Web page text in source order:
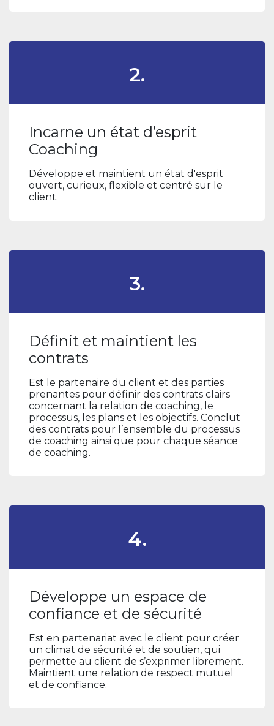
2.
Incarne un état d’esprit
Coaching
Développe et maintient un état d'esprit
ouvert, curieux, flexible et centré sur le
client.
3.
Définit et maintient les
contrats
Est le partenaire du client et des parties
prenantes pour définir des contrats clairs
concernant la relation de coaching, le
processus, les plans et les objectifs. Conclut
des contrats pour l’ensemble du processus
de coaching ainsi que pour chaque séance
de coaching.
4.
Développe un espace de
confiance et de sécurité
Est en partenariat avec le client pour créer
un climat de sécurité et de soutien, qui
permette au client de s’exprimer librement.
Maintient une relation de respect mutuel
et de confiance.